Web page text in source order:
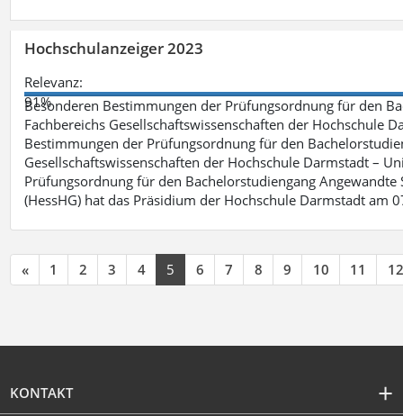
Hochschulanzeiger 2023
Relevanz:
91%
Besonderen Bestimmungen der Prüfungsordnung für den
Fachbereichs Gesellschaftswissenschaften der Hochschule
Bestimmungen der Prüfungsordnung für den
Gesellschaftswissenschaften der Hochschule Darmstadt –
Prüfungsordnung für den Bachelorstudiengang Angewandte
(HessHG) hat das Präsidium der Hochschule Darmstadt am
« 1 2 3 4 5 6 7 8 9 10 11 12
KONTAKT